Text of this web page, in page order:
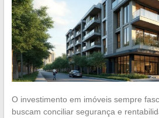
O investimento em imóveis sempre
buscam conciliar segurança e